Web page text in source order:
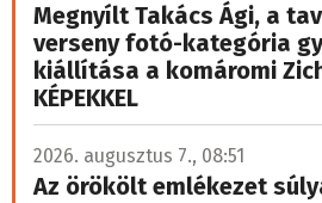
Megnyílt Takács Ági, a
verseny fotó-kategória
kiállítása a komáromi
KÉPEKKEL
2026. augusztus 7., 08:51
Az örökölt emlékezet